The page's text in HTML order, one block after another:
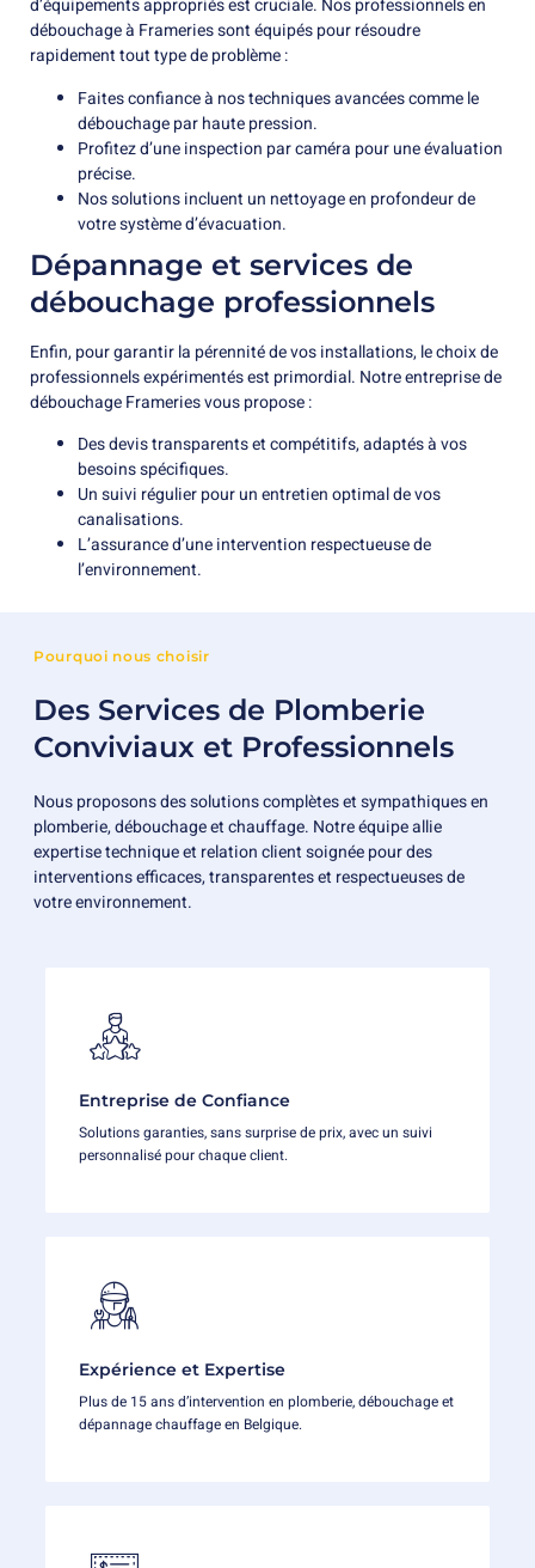
d’équipements appropriés est cruciale. Nos professionnels en
débouchage à Frameries sont équipés pour résoudre
rapidement tout type de problème :
Faites confiance à nos techniques avancées comme le
débouchage par haute pression.
Profitez d’une inspection par caméra pour une évaluation
précise.
Nos solutions incluent un nettoyage en profondeur de
votre système d’évacuation.
Dépannage et services de
débouchage professionnels
Enfin, pour garantir la pérennité de vos installations, le choix de
professionnels expérimentés est primordial. Notre entreprise de
débouchage Frameries vous propose :
Des devis transparents et compétitifs, adaptés à vos
besoins spécifiques.
Un suivi régulier pour un entretien optimal de vos
canalisations.
L’assurance d’une intervention respectueuse de
l’environnement.
Pourquoi nous choisir
Des Services de Plomberie
Conviviaux et Professionnels
Nous proposons des solutions complètes et sympathiques en
plomberie, débouchage et chauffage. Notre équipe allie
expertise technique et relation client soignée pour des
interventions efficaces, transparentes et respectueuses de
votre environnement.
Entreprise de Confiance
Solutions garanties, sans surprise de prix, avec un suivi
personnalisé pour chaque client.
Expérience et Expertise
Plus de 15 ans d’intervention en plomberie, débouchage et
dépannage chauffage en Belgique.